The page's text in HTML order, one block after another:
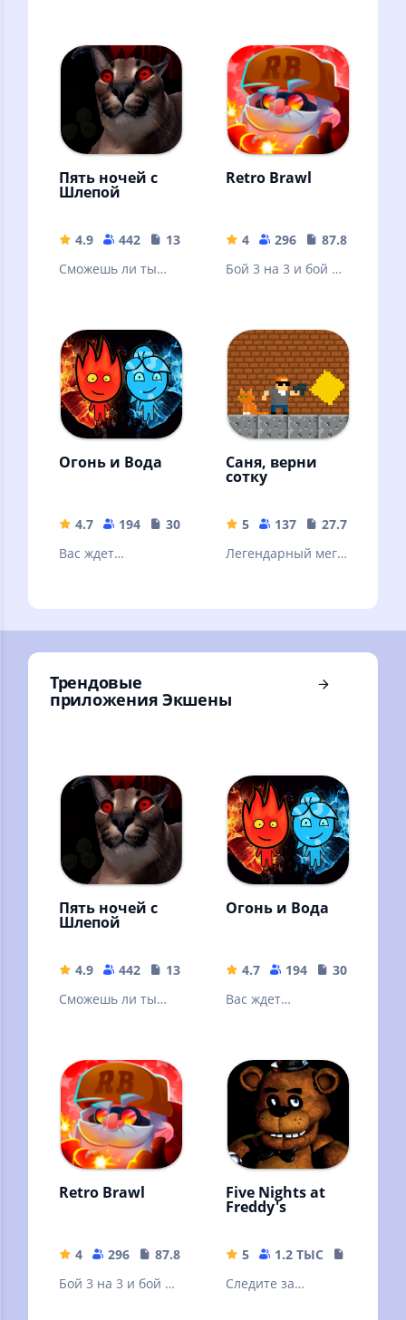
эту ночь...
вероятно.
Пять ночей с
Шлепой
4.9 442
134 MB
Сможешь ли ты
Retro Brawl
4 296
87.85 MB
Бой 3 на 3 и бой на
Огонь и Вода
4.7 194
30.94 MB
Вас ждет
Саня, верни
сотку
5 137
27.76 MB
Легендарный мега
Трендовые
приложения Экшены
Пять ночей с
Шлепой
4.9 442
134 MB
Сможешь ли ты
Огонь и Вода
4.7 194
30.94 MB
Вас ждет
вода».
Retro Brawl
4 296
87.85 MB
Бой 3 на 3 и бой на
Five Nights at
Freddy's
5 1.2 ТЫС
Следите за